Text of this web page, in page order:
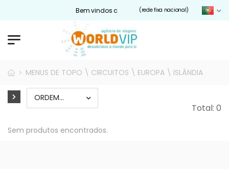
Bem vindos ao nosso site Worldvip.pt
(rede fixa nacional)
MENUS DE TOPO \ CIRCUITOS \ EUROPA \ ISLÂNDIA
Total: 0
Sem produtos encontrados.